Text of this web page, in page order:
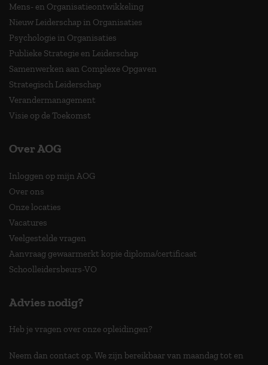
Mens- en Organisatieontwikkeling
Nieuw Leiderschap in Organisaties
Psychologie in Organisaties
Publieke Strategie en Leiderschap
Samenwerken aan Complexe Opgaven
Strategisch Leiderschap
Verandermanagement
Visie op de Toekomst
Over AOG
Inloggen op mijn AOG
Over ons
Onze locaties
Vacatures
Veelgestelde vragen
Aanvraag gewaarmerkt kopie diploma/certificaat
Schoolleidersbeurs-VO
Advies nodig?
Heb je vragen over onze opleidingen?
Neem dan contact op. We zijn bereikbaar van maandag tot en